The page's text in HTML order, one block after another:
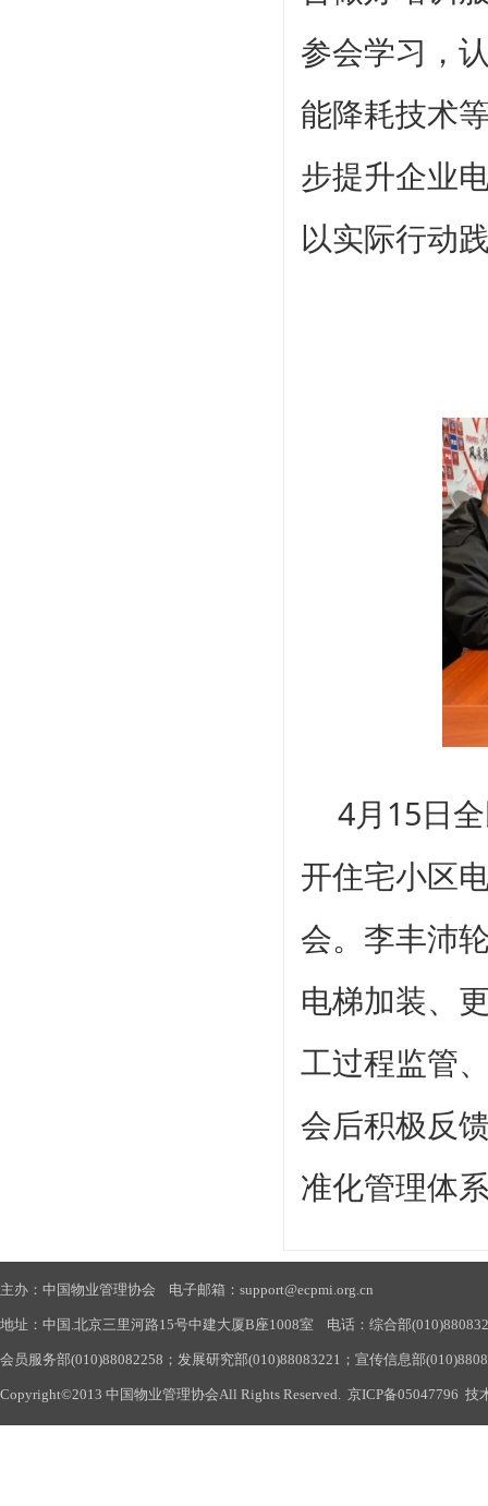
参会学习，
能降耗技术
步提升企业
以实际行动
4月15日
开住宅小区
会。李丰沛
电梯加装、
工过程监管
会后积极反
准化管理体
主办：中国物业管理协会 电子邮箱：support@ecpmi.org.cn
地址：中国.北京三里河路15号中建大厦B座1008室 电话：综合部
会员服务部(010)88082258；发展研究部(010)88083221；宣传信息部
Copyright©2013 中国物业管理协会All Rights Reserved. 京ICP备05047796 技